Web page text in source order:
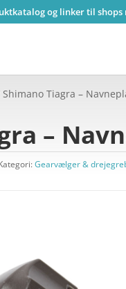
og linker til
Shimano Tiagra –
–
Gearvælger &